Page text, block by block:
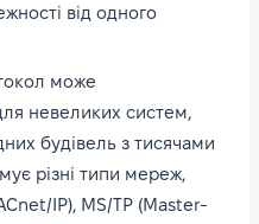
від одного
може
невеликих систем,
будівель з тисячами
різні типи мереж,
IP), MS/TP (Master-